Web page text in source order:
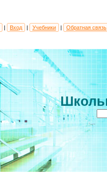
| Вход | Учебники | Обратная связь